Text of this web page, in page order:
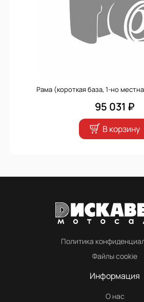
Рама (короткая база, 1-но
95 031 ₽
В корзину
Политика
Файлы cookie
Информация
О нас